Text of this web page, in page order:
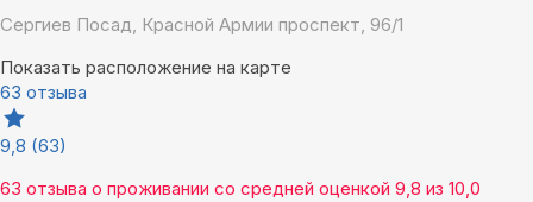
Сергиев Посад, Красной Армии проспект, 96/1
Показать расположение на карте
63 отзыва
9,8 (63)
63 отзыва о проживании со средней оценкой 9,8 из 10,0